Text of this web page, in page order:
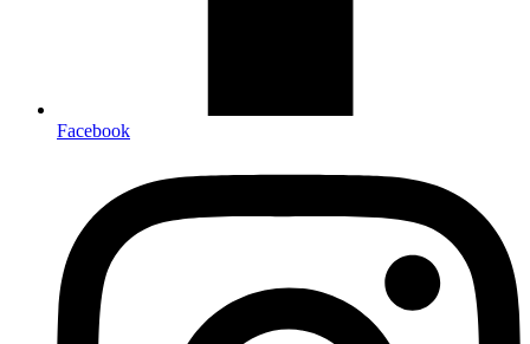
Facebook